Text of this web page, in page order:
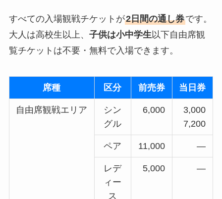
すべての入場観戦チケットが2日間の通し券です。
大人は高校生以上、 子供は小中学生以下自由席観
覧チケットは不要・無料で入場できます。
席種 区分 前売券 当日券
自由席観戦エリア
シン
グル
6,000
3,000
7,200
ペア 11,000 —
レデ
ィー
ス
5,000 —